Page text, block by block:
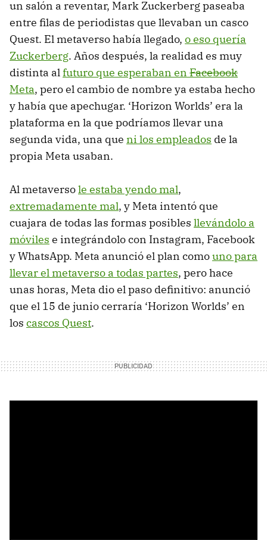
un salón a reventar, Mark Zuckerberg paseaba
entre filas de periodistas que llevaban un casco
Quest. El metaverso había llegado, o eso quería
Zuckerberg. Años después, la realidad es muy
distinta alfuturo que esperaban en Facebook
Meta, pero el cambio de nombre ya estaba hecho
y había que apechugar. ‘Horizon Worlds’ era la
plataforma en la que podríamos llevar una
segunda vida, una que ni los empleados de la
propia Meta usaban.
Al metaversole estaba yendo mal,
extremadamente mal, y Meta intentó que
cuajara de todas las formas posibles llevándolo a
móviles e integrándolo con Instagram, Facebook
y WhatsApp. Meta anunció el plan comouno para
llevar el metaverso a todas partes, pero hace
unas horas, Meta dio el paso definitivo: anunció
que el 15 de junio cerraría ‘Horizon Worlds’ en
los cascos Quest.